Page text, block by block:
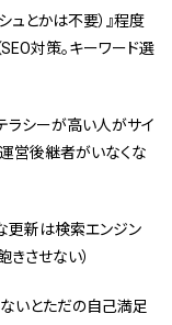
ュとかは不要）』程度
対策。キーワード選
ラシーが高い人がサイ
運営後継者がいなくな
更新は検索エンジン
させない）
いとただの自己満足